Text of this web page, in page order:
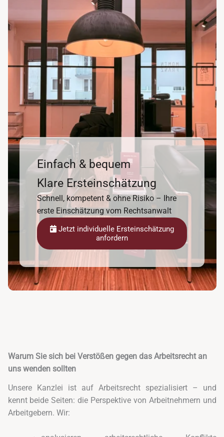
Einfach & bequem
Klare Ersteinschätzung
Schnell, kompetent & ohne Risiko – Ihre
erste Einschätzung vom Rechtsanwalt
Jetzt individuelle Ersteinschätzung
anfordern
Warum Sie sich bei Verstößen gegen das Arbeitsrecht an
uns wenden sollten
Unsere Kanzlei ist auf Arbeitsrecht spezialisiert – und
kennt beide Seiten: die Perspektive von Arbeitnehmern und
Arbeitgebern. Wir: